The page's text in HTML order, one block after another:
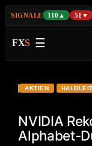
SIGNALE 110▲ 51▼
BTCUSD
FXS ☰
AKTIEN
NVIDIA
Alphabet-